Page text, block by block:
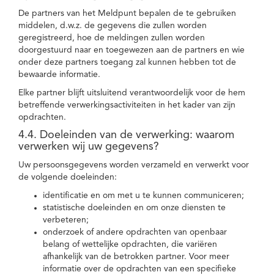
De partners van het Meldpunt bepalen de te gebruiken
middelen, d.w.z. de gegevens die zullen worden
geregistreerd, hoe de meldingen zullen worden
doorgestuurd naar en toegewezen aan de partners en wie
onder deze partners toegang zal kunnen hebben tot de
bewaarde informatie.
Elke partner blijft uitsluitend verantwoordelijk voor de hem
betreffende verwerkingsactiviteiten in het kader van zijn
opdrachten.
4.4. Doeleinden van de verwerking: waarom
verwerken wij uw gegevens?
Uw persoonsgegevens worden verzameld en verwerkt voor
de volgende doeleinden:
identificatie en om met u te kunnen communiceren;
statistische doeleinden en om onze diensten te
verbeteren;
onderzoek of andere opdrachten van openbaar
belang of wettelijke opdrachten, die variëren
afhankelijk van de betrokken partner. Voor meer
informatie over de opdrachten van een specifieke